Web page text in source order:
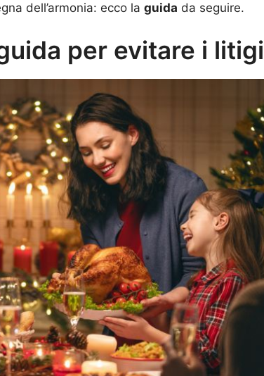
dell’armonia: ecco la guida da seguire.
per evitare i litigi